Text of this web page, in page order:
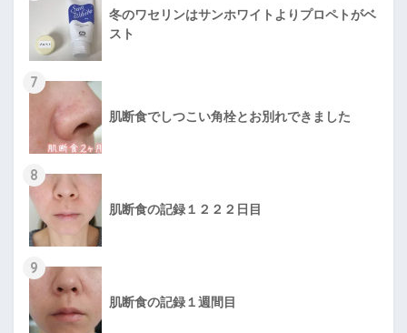
冬のワセリンはサンホワイトよりプロペトがベ
スト
7
肌断食でしつこい角栓とお別れできました
8
肌断食の記録１２２２日目
9
肌断食の記録１週間目